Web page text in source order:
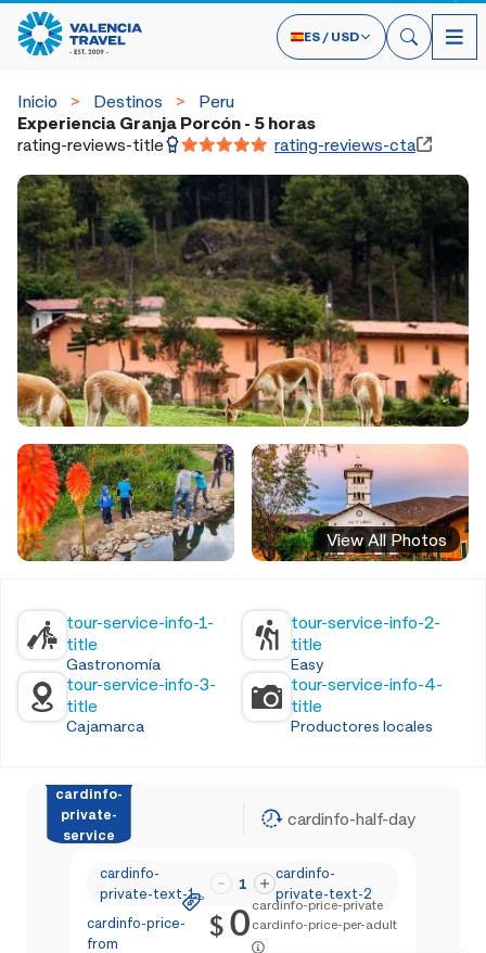
ES / USD
Inicio Destinos
Peru
Experiencia Granja Porcón - 5 horas
rating-reviews-title
rating-reviews-cta
View All Photos
tour-service-info-1-
title
Gastronomía
tour-service-info-2-
title
Easy
tour-service-info-3-
title
Cajamarca
tour-service-info-4-
title
Productores locales
cardinfo-
private-
service
cardinfo-half-day
cardinfo-
private-text-1
1
cardinfo-
private-text-2
cardinfo-price-
from
$0 cardinfo-price-private
cardinfo-price-per-adult